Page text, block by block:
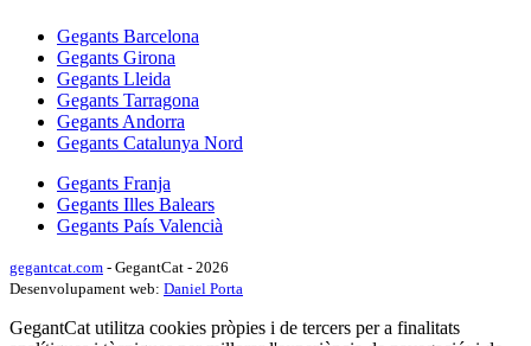
Gegants Barcelona
Gegants Girona
Gegants Lleida
Gegants Tarragona
Gegants Andorra
Gegants Catalunya Nord
Gegants Franja
Gegants Illes Balears
Gegants País Valencià
gegantcat.com - GegantCat - 2026
Desenvolupament web: Daniel Porta
GegantCat utilitza cookies pròpies i de tercers per a finalitats